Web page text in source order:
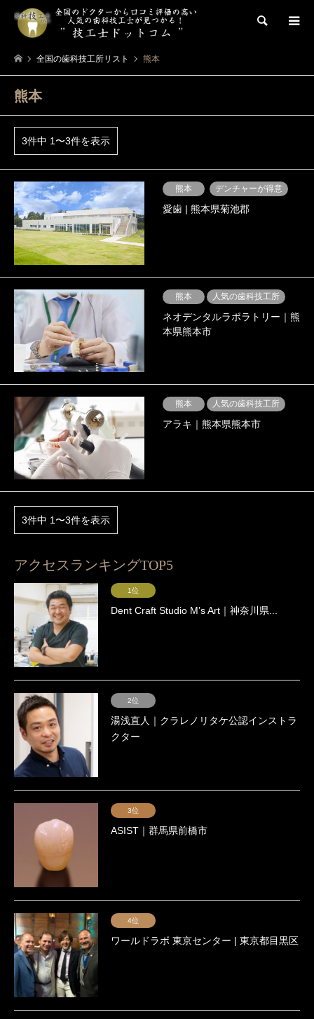
検索
全国の歯科技工所リスト 熊本
熊本
3件中 1〜3件を表示
熊本 デンチャーが得意
愛歯 | 熊本県菊池郡
熊本 人気の歯科技工所
ネオデンタルラボラトリー｜熊
本県熊本市
熊本 人気の歯科技工所
アラキ｜熊本県熊本市
3件中 1〜3件を表示
アクセスランキングTOP5
1位
Dent Craft Studio Mʼs Art｜神奈川県...
2位
湯浅直人｜クラレノリタケ公認インストラ
クター
3位
ASIST｜群馬県前橋市
4位
ワールドラボ 東京センター | 東京都目黒区